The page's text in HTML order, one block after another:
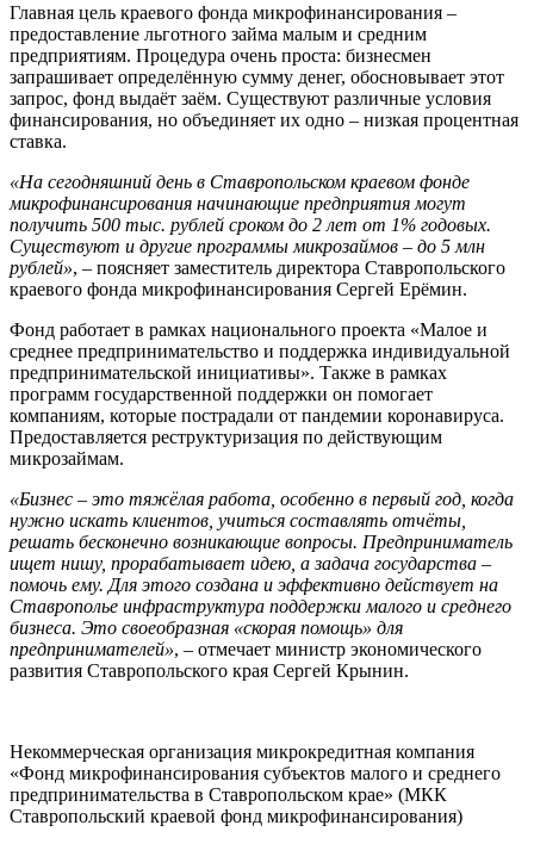
Главная цель краевого фонда микрофинансирования –
предоставление льготного займа малым и средним
предприятиям. Процедура очень проста: бизнесмен
запрашивает определённую сумму денег, обосновывает этот
запрос, фонд выдаёт заём. Существуют различные условия
финансирования, но объединяет их одно – низкая процентная
ставка.
«На сегодняшний день в Ставропольском краевом фонде
микрофинансирования начинающие предприятия могут
получить 500 тыс. рублей сроком до 2 лет от 1% годовых.
Существуют и другие программы микрозаймов – до 5 млн
рублей», – поясняет заместитель директора Ставропольского
краевого фонда микрофинансирования Сергей Ерёмин.
Фонд работает в рамках национального проекта «Малое и
среднее предпринимательство и поддержка индивидуальной
предпринимательской инициативы». Также в рамках
программ государственной поддержки он помогает
компаниям, которые пострадали от пандемии коронавируса.
Предоставляется реструктуризация по действующим
микрозаймам.
«Бизнес – это тяжёлая работа, особенно в первый год, когда
нужно искать клиентов, учиться составлять отчёты,
решать бесконечно возникающие вопросы. Предприниматель
ищет нишу, прорабатывает идею, а задача государства –
помочь ему. Для этого создана и эффективно действует на
Ставрополье инфраструктура поддержки малого и среднего
бизнеса. Это своеобразная «скорая помощь» для
предпринимателей», – отмечает министр экономического
развития Ставропольского края Сергей Крынин.
Некоммерческая организация микрокредитная компания
«Фонд микрофинансирования субъектов малого и среднего
предпринимательства в Ставропольском крае» (МКК
Ставропольский краевой фонд микрофинансирования)